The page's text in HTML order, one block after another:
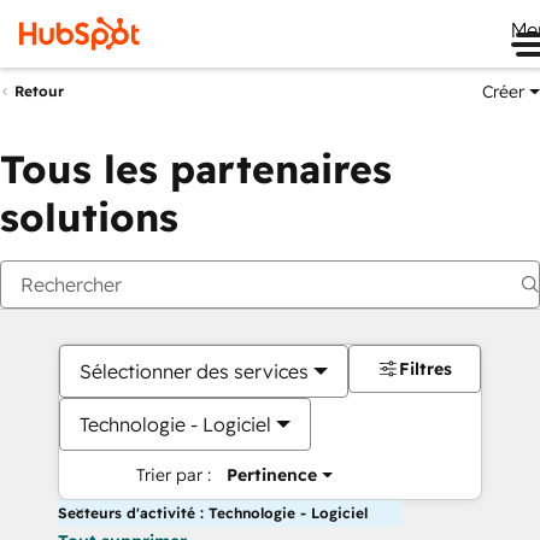
Retour Créer
Tous les partenaires
solutions
Sélectionner des services
Technologie - Logiciel
Trier par : Pertinence
Filtres
Secteurs d'activité : Technologie - Logiciel